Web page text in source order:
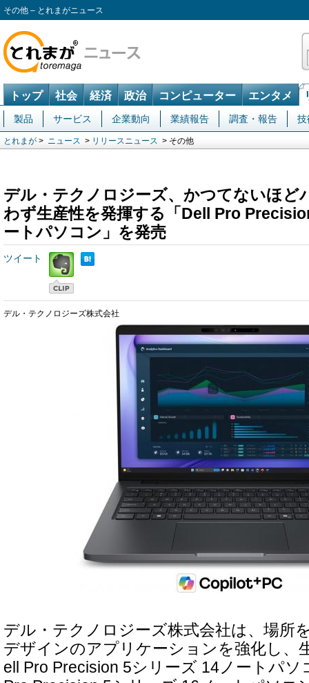
その他 – とれまがニュース
トップ 社会 経済 政治 コンピューター エンタメ
製品 サービス 企業動向 業績報告 調査・報告 技
とれまが > ニュース > リリースニュース > その他
デル・テクノロジーズ、かつてないほど
わず生産性を発揮する「Dell Pro
ートパソコン」を発売
ツイート
デル・テクノロジーズ株式会社
デル・テクノロジーズ株式会社は、場所
デザインのアプリケーションを強化し、
ell Pro Precision 5シリーズ 14ノートパソ